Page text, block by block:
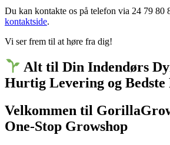
Du kan kontakte os på telefon via 24 79 80
kontaktside.
Vi ser frem til at høre fra dig!
Alt til Din Indendørs
Hurtig Levering og Bedste
Velkommen til
One-Stop Growshop